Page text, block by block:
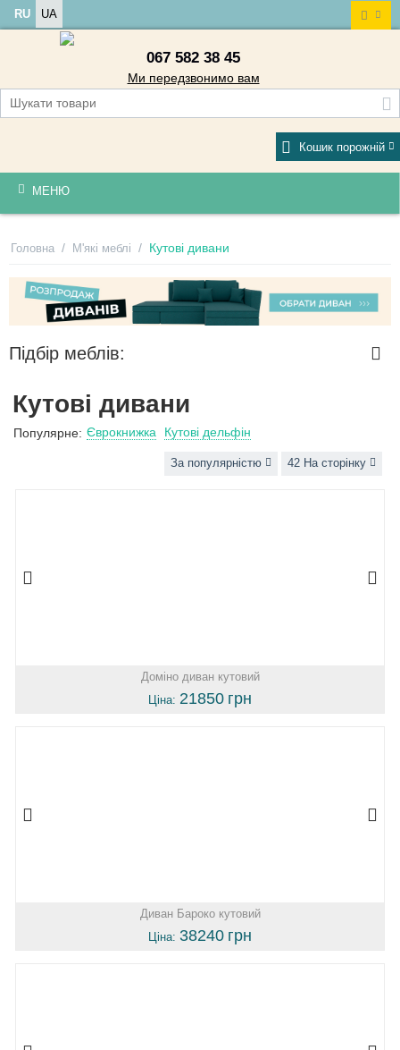
RU UA
067 582 38 45
Ми передзвонимо вам
Кошик порожній
МЕНЮ
Головна / М'які меблі / Кутові дивани
Підбір меблів:
Кутові дивани
Популярне: Єврокнижка Кутові дельфін
За популярністю 42 На сторінку
Доміно диван кутовий
Ціна: 21850 грн
Диван Бароко кутовий
Ціна: 38240 грн